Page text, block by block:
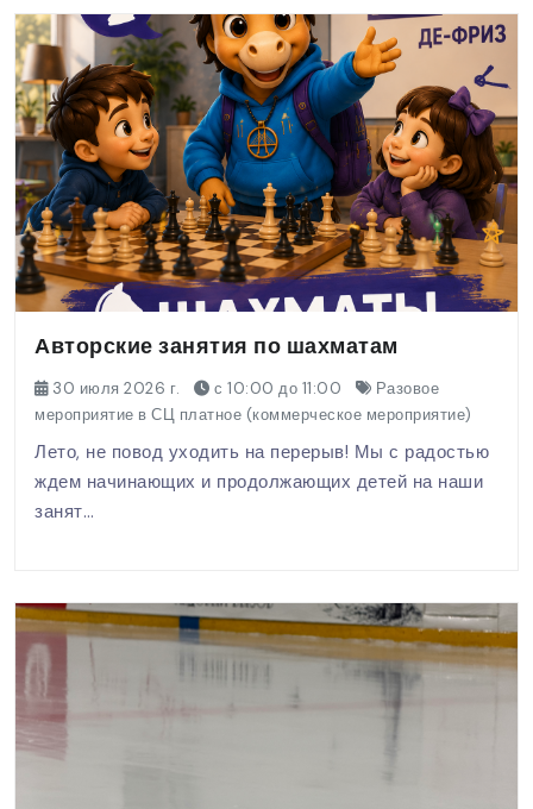
Авторские занятия по шахматам
30 июля 2026 г. с 10:00 до 11:00
Разовое
мероприятие в СЦ платное (коммерческое мероприятие)
Лето, не повод уходить на перерыв! Мы с радостью
ждем начинающих и продолжающих детей на наши
занят…